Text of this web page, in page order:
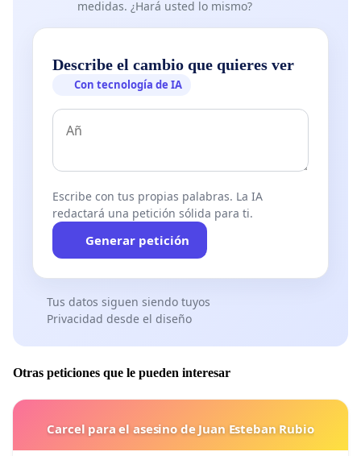
medidas. ¿Hará usted lo mismo?
Describe el cambio que quieres ver
Con tecnología de IA
Escribe con tus propias palabras. La IA
redactará una petición sólida para ti.
Generar petición
Tus datos siguen siendo tuyos
Privacidad desde el diseño
Otras peticiones que le pueden interesar
Carcel para el asesino de Juan Esteban Rubio